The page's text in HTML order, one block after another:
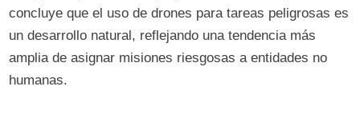
concluye que el uso de drones para tareas peligrosas es
un desarrollo natural, reflejando una tendencia más
amplia de asignar misiones riesgosas a entidades no
humanas.